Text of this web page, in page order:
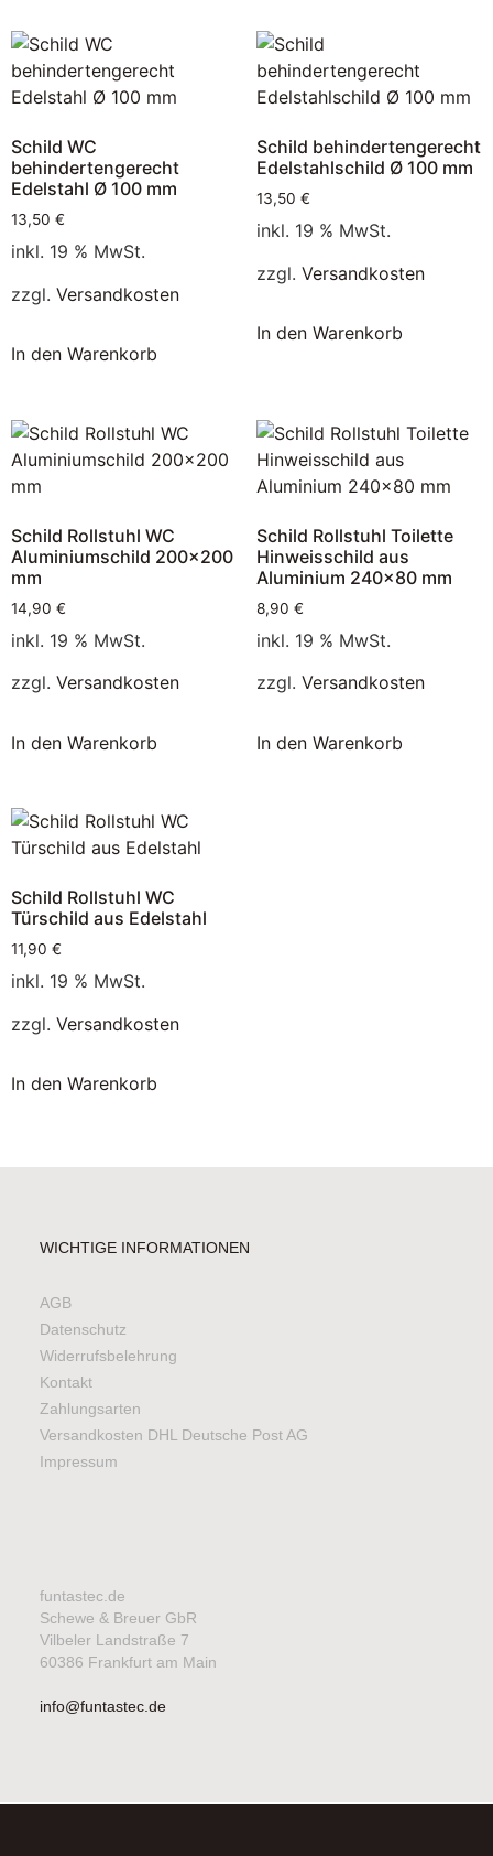
Schild WC
behindertengerecht
Edelstahl Ø 100 mm
13,50 €
inkl. 19 % MwSt.
zzgl. Versandkosten
In den Warenkorb
Schild behindertengerecht
Edelstahlschild Ø 100 mm
13,50 €
inkl. 19 % MwSt.
zzgl. Versandkosten
In den Warenkorb
Schild Rollstuhl WC
Aluminiumschild 200×200
mm
14,90 €
inkl. 19 % MwSt.
zzgl. Versandkosten
In den Warenkorb
Schild Rollstuhl Toilette
Hinweisschild aus
Aluminium 240×80 mm
8,90 €
inkl. 19 % MwSt.
zzgl. Versandkosten
In den Warenkorb
Schild Rollstuhl WC
Türschild aus Edelstahl
11,90 €
inkl. 19 % MwSt.
zzgl. Versandkosten
In den Warenkorb
WICHTIGE INFORMATIONEN
AGB
Datenschutz
Widerrufsbelehrung
Kontakt
Zahlungsarten
Versandkosten DHL Deutsche Post AG
Impressum
funtastec.de
Schewe & Breuer GbR
Vilbeler Landstraße 7
60386 Frankfurt am Main
info@funtastec.de